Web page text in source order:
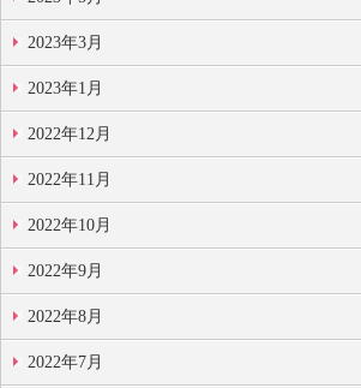
2023年3月
2023年1月
2022年12月
2022年11月
2022年10月
2022年9月
2022年8月
2022年7月